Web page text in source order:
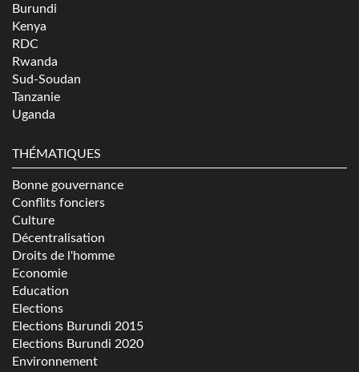
Burundi
Kenya
RDC
Rwanda
Sud-Soudan
Tanzanie
Uganda
THÉMATIQUES
Bonne gouvernance
Conflits fonciers
Culture
Décentralisation
Droits de l'homme
Economie
Education
Elections
Elections Burundi 2015
Elections Burundi 2020
Environnement